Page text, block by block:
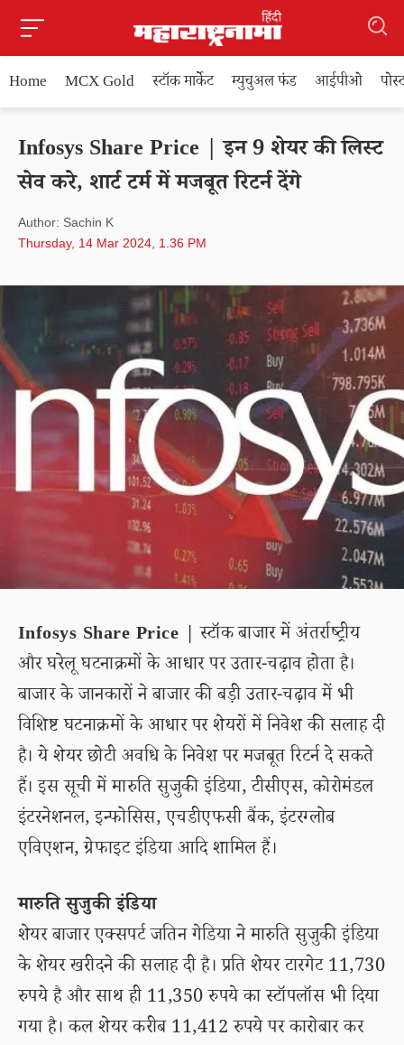
Home MCX Gold स्टॉक मार्केट म्युचुअल फंड आईपीओ
Infosys Share Price | इन 9 शेयर की लिस्ट
सेव करे, शार्ट टर्म में मजबूत रिटर्न देंगे
Author: Sachin K
Thursday, 14 Mar 2024, 1.36 PM
Infosys Share Price | स्टॉक बाजार में अंतर्राष्ट्रीय
और घरेलू घटनाक्रमों के आधार पर उतार-चढ़ाव होता है।
बाजार के जानकारों ने बाजार की बड़ी उतार-चढ़ाव में भी
विशिष्ट घटनाक्रमों के आधार पर शेयरों में निवेश की सलाह दी
है। ये शेयर छोटी अवधि के निवेश पर मजबूत रिटर्न दे सकते
हैं। इस सूची में मारुति सुजुकी इंडिया, टीसीएस, कोरोमंडल
इंटरनेशनल, इन्फोसिस, एचडीएफसी बैंक, इंटरग्लोब
एविएशन, ग्रेफाइट इंडिया आदि शामिल हैं।
मारुति सुजुकी इंडिया
शेयर बाजार एक्सपर्ट जतिन गेडिया ने मारुति सुजुकी इंडिया
के शेयर खरीदने की सलाह दी है। प्रति शेयर टारगेट 11,730
रुपये है और साथ ही 11,350 रुपये का स्टॉपलॉस भी दिया
गया है। कल शेयर करीब 11,412 रुपये पर कारोबार कर